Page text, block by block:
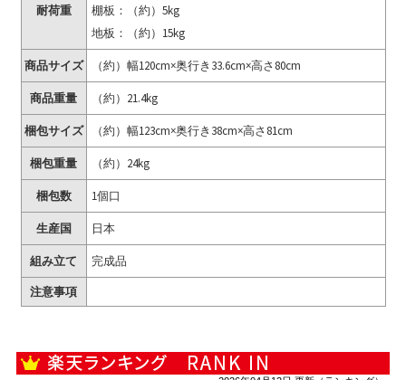
耐荷重
棚板：（約）5kg
地板：（約）15kg
商品サイズ （約）幅120cm×奥行き33.6cm×高さ80cm
商品重量 （約）21.4kg
梱包サイズ （約）幅123cm×奥行き38cm×高さ81cm
梱包重量 （約）24kg
梱包数 1個口
生産国 日本
組み立て
完成品
注意事項